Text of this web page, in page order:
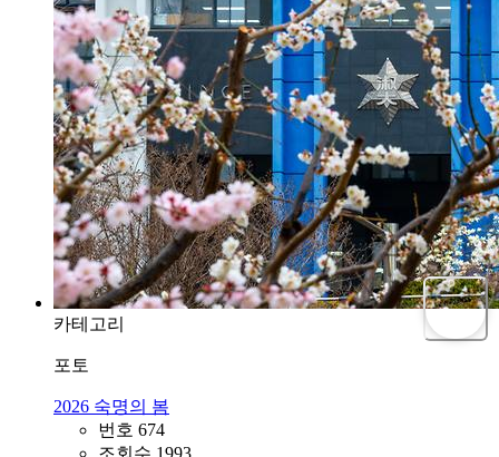
카테고리
포토
2026 숙명의 봄
번호 674
조회수 1993